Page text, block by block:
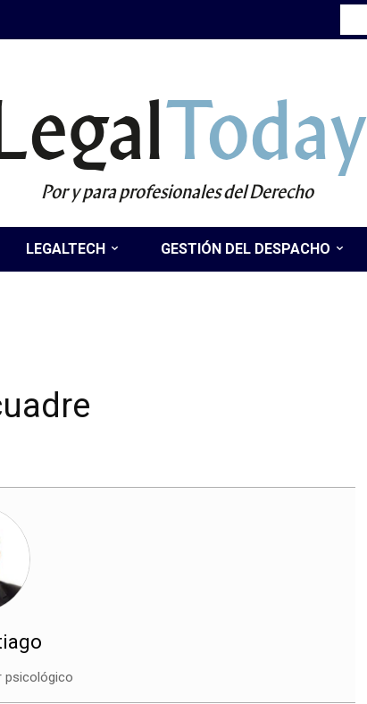
Today
Por y para profesionales del Derecho
LEGALTECH GESTIÓN DEL DESPACHO
psicológico